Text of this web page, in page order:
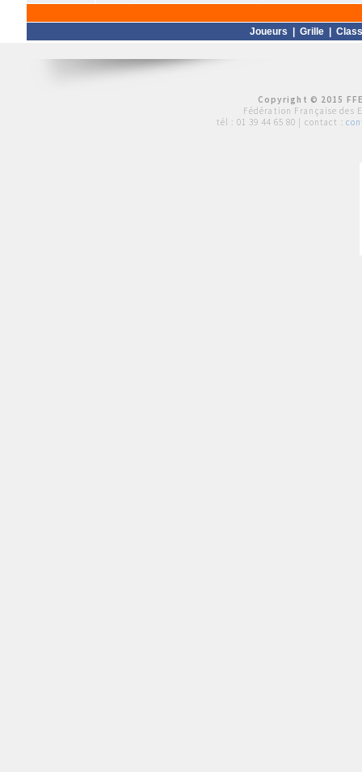
Joueurs Grille|
Copyright © 2015
Fédération Française des
tél : 01 39 44 65 80 | contact :